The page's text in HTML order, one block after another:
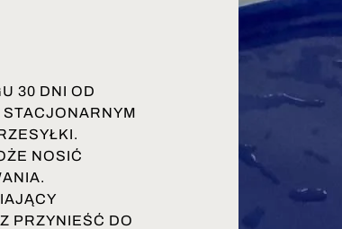
30 DNI OD
NOSIĆ
PRZYNIEŚĆ DO